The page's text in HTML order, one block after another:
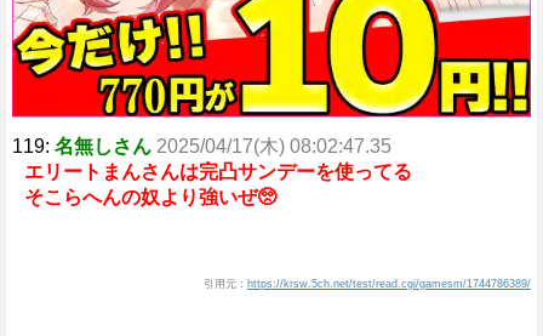
119: 名無しさん 2025/04/17(木) 08:02:47.35
エリートまんさんは完凸サンデーを使ってる
そこらへんの奴より強いぜ🥺
引用元： https://krsw.5ch.net/test/read.cgi/gamesm/1744786389/